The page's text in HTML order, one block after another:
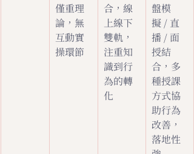
僅重理
論，無
互動實
操環節
合，線
上線下
雙軌，
注重知
識到行
為的轉
化
盤模
擬 / 直
播 / 面
授結
合，多
種授課
方式協
助行為
改善，
落地性